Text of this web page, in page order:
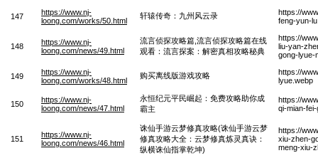
147
https://www.nj-
loong.com/works/50.html
轩辕传奇：九州风云录
https://
feng-yun-
148
https://www.nj-
loong.com/news/49.html
流言侦探攻略篇,流言侦探攻略篇在线
观看：流言探案：解密真相攻略秘典
https://
liu-yan-
gong-lyue-
149
https://www.nj-
loong.com/works/48.html
购买离线版游戏攻略
https://
lyue.webp
150
https://www.nj-
loong.com/news/47.html
永恒纪元平民崛起：免费攻略助你成
霸主
https://
qi-mian-
151
https://www.nj-
loong.com/news/46.html
诛仙手游云梦修真攻略(诛仙手游云梦
修真攻略大全：云梦修真炼灵真诀：
纵横诛仙指掌乾坤)
https://
xiu-zhen-
meng-xiu-